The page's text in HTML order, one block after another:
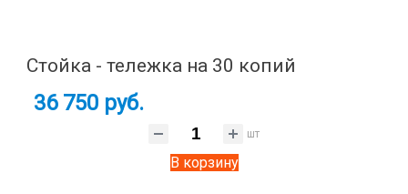
Стойка - тележка на 30 копий
36 750 руб.
шт
В корзину